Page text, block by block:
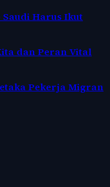
Harus Ikut
dan Peran Vital
Pekerja Migran